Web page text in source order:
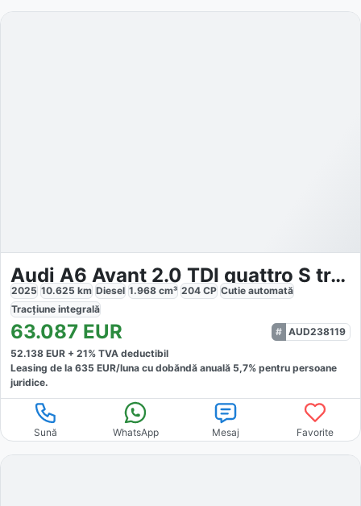
Audi A6 Avant 2.0 TDI quattro S tronic
2025 10.625 km Diesel 1.968 cm³ 204 CP Cutie automată
Tracțiune integrală
63.087 EUR
AUD238119
52.138 EUR + 21% TVA deductibil
Leasing de la 635 EUR/luna cu dobăndă anuală 5,7% pentru persoane
juridice.
Sună WhatsApp Mesaj Favorite